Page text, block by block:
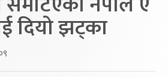
दियो झट्का